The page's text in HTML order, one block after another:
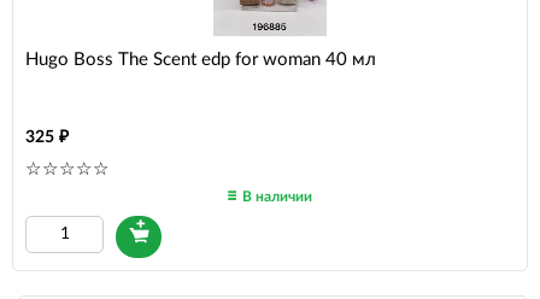
Hugo Boss The Scent edp for woman 40 мл
325
В наличии